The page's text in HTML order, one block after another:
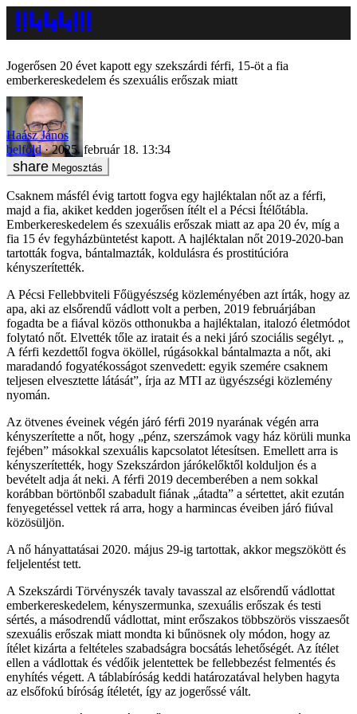
Jogerősen 20 évet kapott egy szekszárdi férfi, 15-öt a fia
emberkereskedelem és szexuális erőszak miatt
Haász János
belföld
2025. február 18. 13:34
Megosztás
Csaknem másfél évig tartott fogva egy hajléktalan nőt az a férfi,
majd a fia, akiket kedden jogerősen ítélt el a Pécsi Ítélőtábla.
Emberkereskedelem és szexuális erőszak miatt az apa 20 év, míg a
fia 15 év fegyházbüntetést kapott. A hajléktalan nőt 2019-2020-ban
tartották fogva, bántalmazták, koldulásra és prostitúcióra
kényszerítették.
A Pécsi Fellebbviteli Főügyészség közleményében azt írták, hogy az
apa, aki az elsőrendű vádlott volt a perben, 2019 februárjában
fogadta be a fiával közös otthonukba a hajléktalan, italozó életmódot
folytató nőt. Elvették tőle az iratait és a neki járó szociális segélyt. „
A férfi kezdettől fogva ököllel, rúgásokkal bántalmazta a nőt, aki
maradandó fogyatékosságot szenvedett: egyik szemére csaknem
teljesen elvesztette látását”, írja az MTI az ügyészségi közlemény
nyomán.
Az ötvenes éveinek végén járó férfi 2019 nyarának végén arra
kényszerítette a nőt, hogy „pénz, szerszámok vagy ház körüli munka
fejében” másokkal szexuális kapcsolatot létesítsen. Emellett arra is
kényszerítették, hogy Szekszárdon járókelőktől kolduljon és a
bevételt adja át neki. A férfi 2019 decemberében a nem sokkal
korábban börtönből szabadult fiának „átadta” a sértettet, akit ezután
fenyegetéssel vettek rá arra, hogy a harmincas éveiben járó fiúval
közösüljön.
A nő hányattatásai 2020. május 29-ig tartottak, akkor megszökött és
feljelentést tett.
A Szekszárdi Törvényszék tavaly tavasszal az elsőrendű vádlottat
emberkereskedelem, kényszermunka, szexuális erőszak és testi
sértés, a másodrendű vádlottat, mint erőszakos többszörös visszaesőt
szexuális erőszak miatt mondta ki bűnösnek oly módon, hogy az
ítélet kizárta a feltételes szabadságra bocsátás lehetőségét. Az ítélet
ellen a vádlottak és védőik jelentettek be fellebbezést felmentés és
enyhítés végett. A táblabíróság keddi határozatával helyben hagyta
az elsőfokú bíróság ítéletét, így az jogerőssé vált.